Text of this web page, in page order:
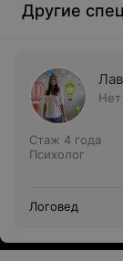
Другие
Нет
Стаж 4 года
Психолог
Логовед